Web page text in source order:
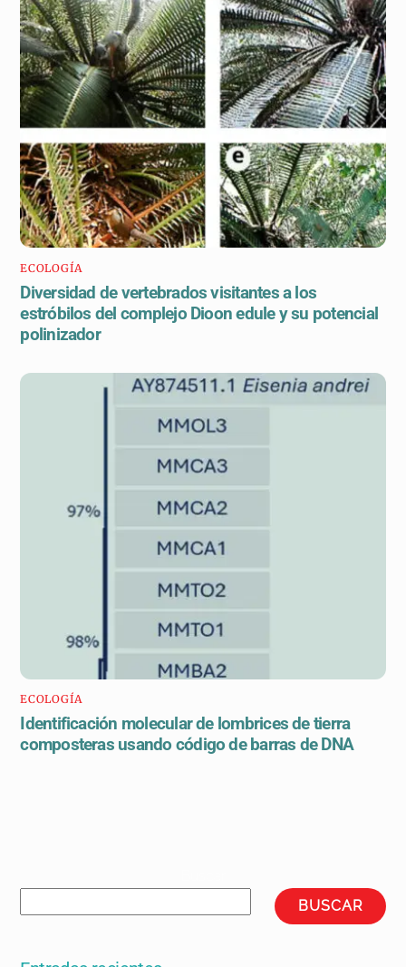
ECOLOGÍA
Diversidad de vertebrados visitantes a los
estróbilos del complejo Dioon edule y su potencial
polinizador
ECOLOGÍA
Identificación molecular de lombrices de tierra
composteras usando código de barras de DNA
BUSCAR